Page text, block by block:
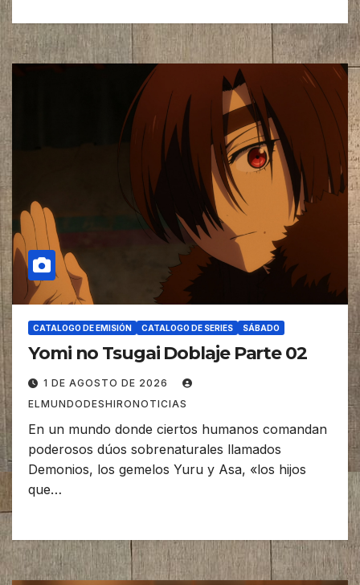
CATALOGO DE EMISIÓN CATALOGO DE SERIES SÁBADO
Yomi no Tsugai Doblaje Parte 02
1 DE AGOSTO DE 2026
ELMUNDODESHIRONOTICIAS
En un mundo donde ciertos humanos comandan
poderosos dúos sobrenaturales llamados
Demonios, los gemelos Yuru y Asa, «los hijos
que…